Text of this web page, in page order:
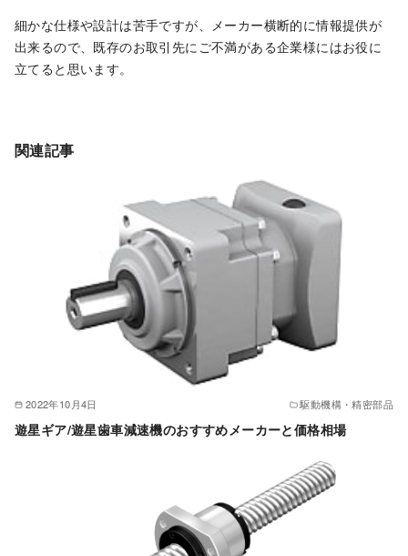
細かな仕様や設計は苦手ですが、メーカー横断的に情報提供が
出来るので、既存のお取引先にご不満がある企業様にはお役に
立てると思います。
関連記事
2022年10月4日 駆動機構・精密部品
遊星ギア/遊星歯車減速機のおすすめメーカーと価格相場